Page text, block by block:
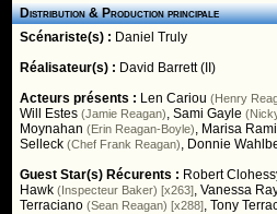
Distribution & Production principale
Scénariste(s) : Daniel Truly
Réalisateur(s) : David Barrett (II)
Acteurs présents : Len Cariou (Henry
Will Estes (Jamie Reagan),Sami Gayle
Moynahan (Erin Reagan-Boyle), Marisa
Selleck (Chef Frank Reagan), Donnie
Guest Star(s) Récurents : Robert
Hawk (Inspecteur Baker) [x263],Vanessa
Terraciano (Sean Reagan) [x288],Tony